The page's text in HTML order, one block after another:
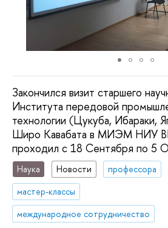
Закончился визит старшего
Института передовой
технологии (Цукуба, Ибараки,
Широ Кавабата в МИЭМ НИУ
проходил с 18 Сентября по 5
Наука Новости
профессора
мастер-классы
международное сотрудничество